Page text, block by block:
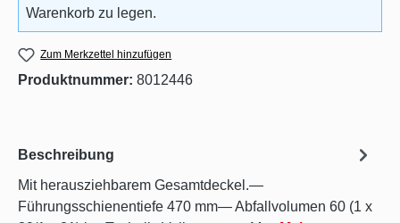
Warenkorb zu legen.
Zum Merkzettel hinzufügen
Produktnummer: 8012446
Beschreibung
Mit herausziehbarem Gesamtdeckel.—
Führungsschienentiefe 470 mm— Abfallvolumen 60 (1 x